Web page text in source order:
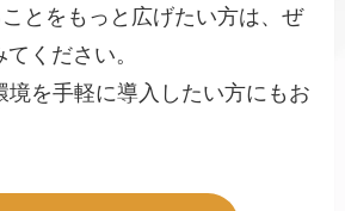
とをもっと広げたい方は、ぜ
ください。
境を手軽に導入したい方にもお